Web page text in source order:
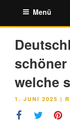
springen
Menü
welche
1. JUNI 2025 |